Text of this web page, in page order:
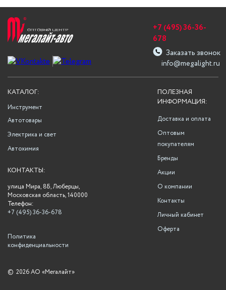
info@megalight.ru
+7 (495) 36-36-
678
Заказать звонок
ПОЛЕЗНАЯ
ИНФОРМАЦИЯ:
Доставка и оплата
Оптовым
покупателям
Бренды
Акции
О компании
Контакты
Личный кабинет
Оферта
КАТАЛОГ:
Инструмент
Автотовары
Электрика и свет
Автохимия
КОНТАКТЫ:
улица Мира, 8Б, Люберцы,
Московская область, 140000
Телефон:
+7 (495) 36-36-678
Политика
конфиденциальности
© 2026 АО «Мегалайт»